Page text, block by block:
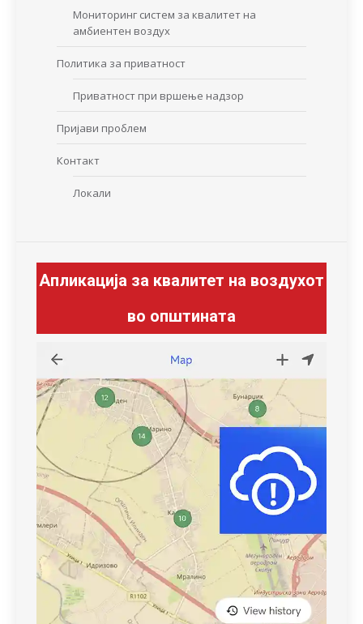
Мониторинг систем за квалитет на
амбиентен воздух
Политика за приватност
Приватност при вршење надзор
Пријави проблем
Контакт
Локали
Апликација за квалитет на воздухот
во општината